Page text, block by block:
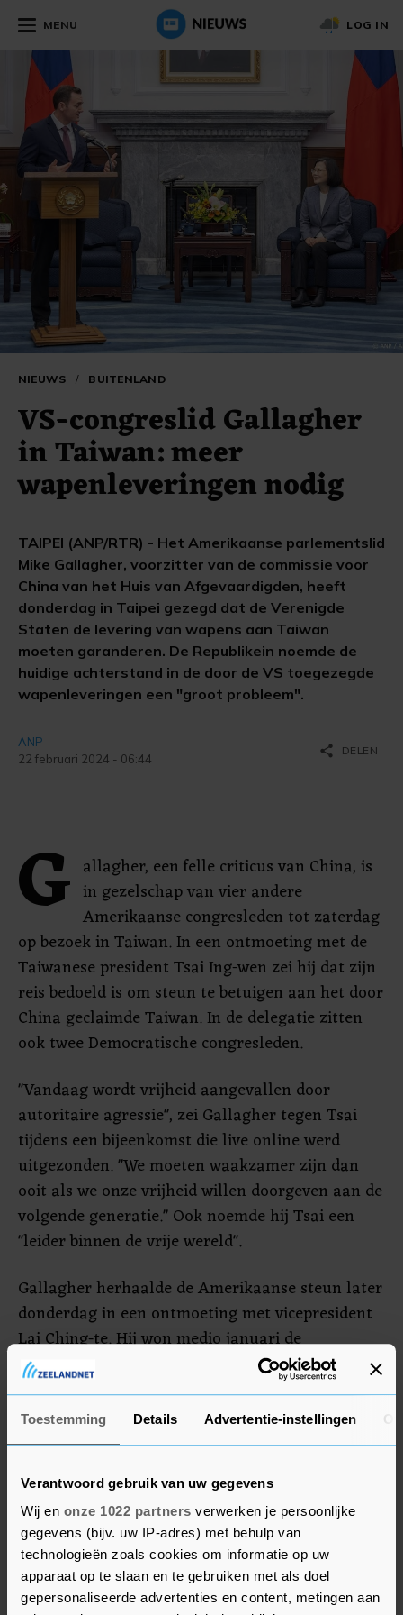
Toestemming Details Advertentie-instellingen
Verantwoord gebruik van uw gegevens
Wij en onze 1022 partners verwerken je persoonlijke
gegevens (bijv. uw IP-adres) met behulp van
technologieën zoals cookies om informatie op uw
apparaat op te slaan en te gebruiken met als doel
gepersonaliseerde advertenties en content, metingen aan
MENU LOG IN
NIEUWS / BUITENLAND
VS-congreslid Gallagher
in Taiwan: meer
wapenleveringen nodig
TAIPEI (ANP/RTR) - Het Amerikaanse parlementslid
Mike Gallagher, voorzitter van de commissie voor
China van het Huis van Afgevaardigden, heeft
donderdag in Taipei gezegd dat de Verenigde
Staten de levering van wapens aan Taiwan
moeten garanderen. De Republikein noemde de
huidige achterstand in de door de VS toegezegde
wapenleveringen een "groot probleem".
ANP
22 februari 2024 - 06:44
share DELEN
G allagher, een felle criticus van China, is
in gezelschap van vier andere
Amerikaanse congresleden tot zaterdag
op bezoek in Taiwan. In een ontmoeting met de
Taiwanese president Tsai Ing-wen zei hij dat zijn
reis bedoeld is om steun te betuigen aan het door
China geclaimde Taiwan. In de delegatie zitten
ook twee Democratische congresleden.
"Vandaag wordt vrijheid aangevallen door
autoritaire agressie", zei Gallagher tegen Tsai
tijdens een bijeenkomst die live online werd
uitgezonden. "We moeten waakzamer zijn dan
ooit als we onze vrijheid willen doorgeven aan de
volgende generatie." Ook noemde hij Tsai een
"leider binnen de vrije wereld".
Gallagher herhaalde de Amerikaanse steun later
donderdag in een ontmoeting met vicepresident
Lai Ching-te. Hij won medio januari de
presidentsverkiezingen in Taiwan en volgt Tsai
op 20 mei op. China verklaarde voor de
stembusgang dat een overwinning voor
"separatist" Lai "oorlog en achteruitgang" zou